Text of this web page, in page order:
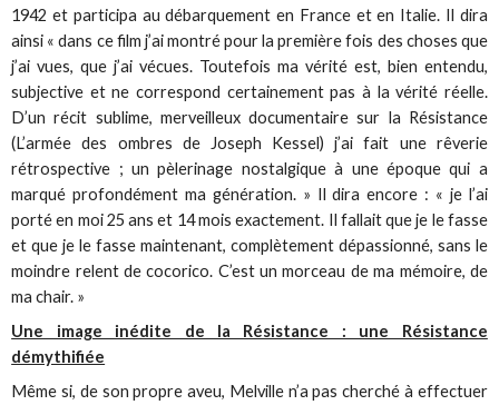
1942 et participa au débarquement en France et en Italie. Il dira
ainsi « dans ce film j’ai montré pour la première fois des choses que
j’ai vues, que j’ai vécues. Toutefois ma vérité est, bien entendu,
subjective et ne correspond certainement pas à la vérité réelle.
D’un récit sublime, merveilleux documentaire sur la Résistance
(L’armée des ombres de Joseph Kessel) j’ai fait une rêverie
rétrospective ; un pèlerinage nostalgique à une époque qui a
marqué profondément ma génération. » Il dira encore : « je l’ai
porté en moi 25 ans et 14 mois exactement. Il fallait que je le fasse
et que je le fasse maintenant, complètement dépassionné, sans le
moindre relent de cocorico. C’est un morceau de ma mémoire, de
ma chair. »
Une image inédite de la Résistance : une Résistance
démythifiée
Même si, de son propre aveu, Melville n’a pas cherché à effectuer